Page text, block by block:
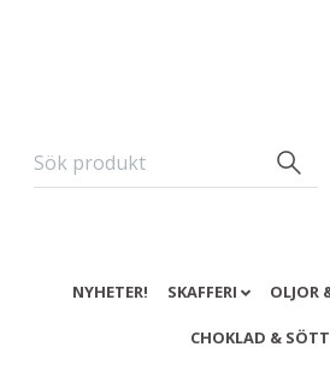
NYHETER! SKAFFERI OLJOR
CHOKLAD & SÖTT